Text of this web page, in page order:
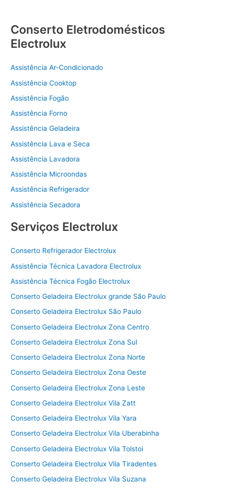
Conserto Eletrodomésticos
Electrolux
Assistência Ar-Condicionado
Assistência Cooktop
Assistência Fogão
Assistência Forno
Assistência Geladeira
Assistência Lava e Seca
Assistência Lavadora
Assistência Microondas
Assistência Refrigerador
Assistência Secadora
Serviços Electrolux
Conserto Refrigerador Electrolux
Assistência Técnica Lavadora Electrolux
Assistência Técnica Fogão Electrolux
Conserto Geladeira Electrolux grande São Paulo
Conserto Geladeira Electrolux São Paulo
Conserto Geladeira Electrolux Zona Centro
Conserto Geladeira Electrolux Zona Sul
Conserto Geladeira Electrolux Zona Norte
Conserto Geladeira Electrolux Zona Oeste
Conserto Geladeira Electrolux Zona Leste
Conserto Geladeira Electrolux Vila Zatt
Conserto Geladeira Electrolux Vila Yara
Conserto Geladeira Electrolux Vila Uberabinha
Conserto Geladeira Electrolux Vila Tolstoi
Conserto Geladeira Electrolux Vila Tiradentes
Conserto Geladeira Electrolux Vila Suzana